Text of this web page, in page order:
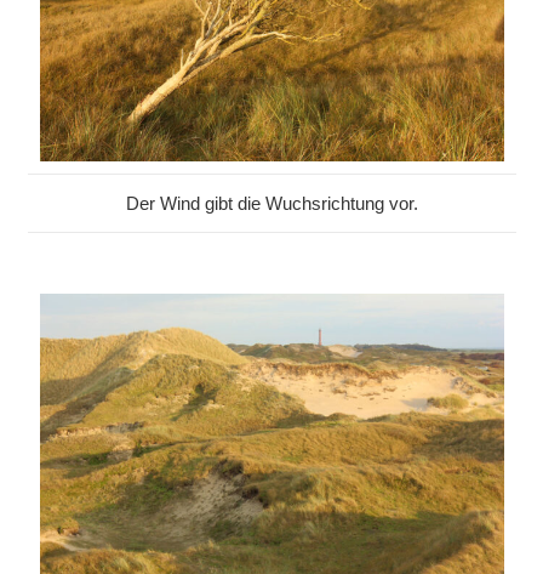
Der Wind gibt die Wuchsrichtung vor.